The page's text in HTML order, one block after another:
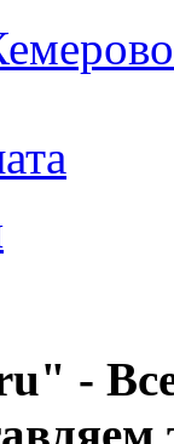
-